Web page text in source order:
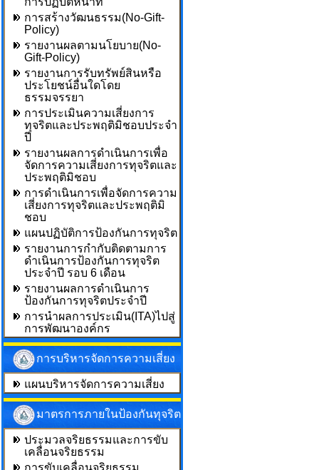
การสร้างวัฒนธรรม(No-Gift-
Policy)
รายงานผลตามนโยบาย(No-
Gift-Policy)
รายงานการรับทรัพย์สินหรือ
ประโยชน์อื่นใดโดย
ธรรมจรรยา
การประเมินความเสี่ยงการ
ทุจริตและประพฤติมิชอบประจำ
ปี
รายงานผลการดำเนินการเพื่อ
จัดการความเสี่ยงการทุจริตและ
ประพฤติมิชอบ
การดำเนินการเพื่อจัดการความ
เสี่ยงการทุจริตและประพฤติมิ
ชอบ
แผนปฏิบัติการป้องกันการทุจริต
รายงานการกำกับติดตามการ
ดำเนินการป้องกันการทุจริต
ประจำปี รอบ 6 เดือน
รายงานผลการดำเนินการ
ป้องกันการทุจริตประจำปี
การนำผลการประเมิน(ITA)ไปสู่
การพัฒนาองค์กร
การบริหารจัดการความเสี่ยง
แผนบริหารจัดการความเสี่ยง
มาตรการภายในป้องกันทุจริต
ประมวลจริยธรรมและการขับ
เคลื่อนจริยธรรม
การขับเคลื่อนจริยธรรม